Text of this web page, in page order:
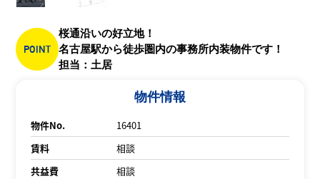
POINT
桜通沿いの好立地！
名古屋駅から徒歩圏内の事務所内装物件です！
担当：土居
物件情報
物件No.
16401
賃料
相談
共益費
相談